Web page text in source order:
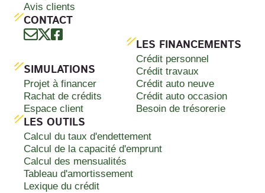
Avis clients
CONTACT
SIMULATIONS
Projet à financer
Rachat de crédits
Espace client
LES FINANCEMENTS
Crédit personnel
Crédit travaux
Crédit auto neuve
Crédit auto occasion
Besoin de trésorerie
LES OUTILS
Calcul du taux d'endettement
Calcul de la capacité d'emprunt
Calcul des mensualités
Tableau d'amortissement
Lexique du crédit